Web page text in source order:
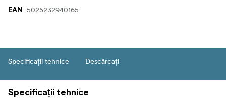
EAN 5025232940165
Specificații tehnice Descărcați
Specificații tehnice